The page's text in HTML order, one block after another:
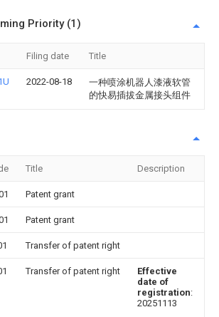
Priority (1)
Filing date Title
2022-08-18
一种喷涂机器人漆液软管
的快易插拔金属接头组件
Title Description
Patent grant
Patent grant
Transfer of patent right
Transfer of patent right
Effective
date of
registration:
20251113